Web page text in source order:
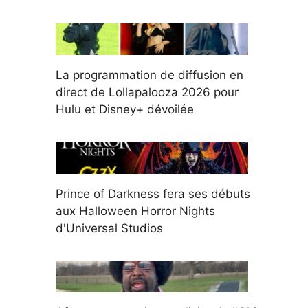
La programmation de diffusion en
direct de Lollapalooza 2026 pour
Hulu et Disney+ dévoilée
Prince of Darkness fera ses débuts
aux Halloween Horror Nights
d'Universal Studios